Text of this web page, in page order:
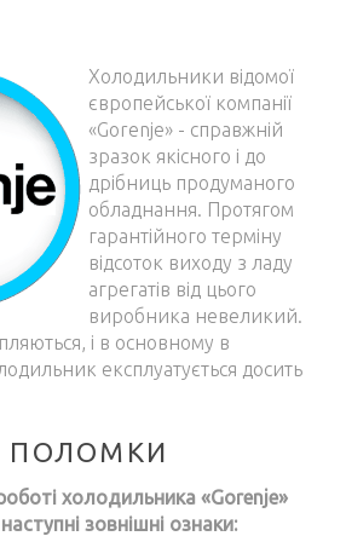
Холодильники відомої
європейської компанії
«Gorenje» - справжній
зразок якісного і до
дрібниць продуманого
обладнання. Протягом
гарантійного терміну
відсоток виходу з ладу
агрегатів від цього
виробника невеликий.
і в основному в
експлуатується досить
ПОЛОМКИ
холодильника «Gorenje»
зовнішні ознаки: